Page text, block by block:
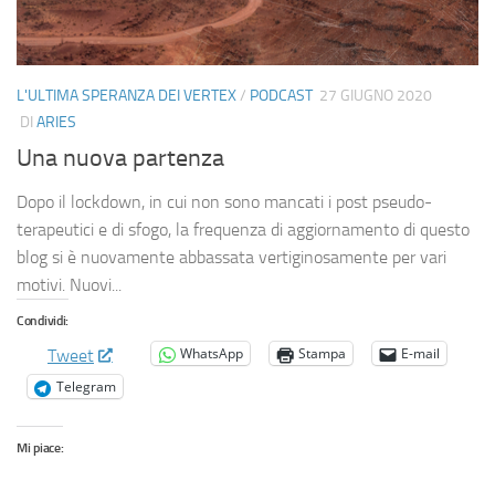
L'ULTIMA SPERANZA DEI VERTEX/ PODCAST 27 GIUGNO 2020
DI ARIES
Una nuova partenza
Dopo il lockdown, in cui non sono mancati i post pseudo-
terapeutici e di sfogo, la frequenza di aggiornamento di questo
blog si è nuovamente abbassata vertiginosamente per vari
motivi. Nuovi...
Condividi:
Tweet WhatsApp Stampa
E-mail
Telegram
Mi piace: